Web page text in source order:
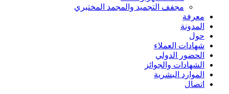
مجفف التجميد والمجمد المختبري
معرفة
المدونة
حول
شهادات العملاء
الحضور الدولي
الشهادات والجوائز
الموارد البشرية
اتصال